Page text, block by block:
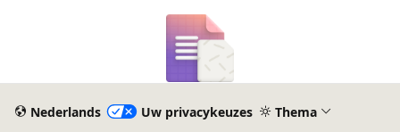
Nederlands Uw privacykeuzes Thema